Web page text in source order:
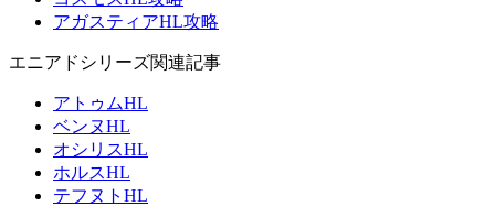
アガスティアHL攻略
エニアドシリーズ関連記事
アトゥムHL
ベンヌHL
オシリスHL
ホルスHL
テフヌトHL